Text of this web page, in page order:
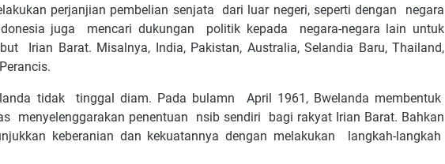
perjanjian pembelian senjata dari luar negeri, seperti dengan negara
juga mencari dukungan politik kepada negara-negara lain untuk
Irian Barat. Misalnya, India, Pakistan, Australia, Selandia Baru, Thailand,
tidak tinggal diam. Pada bulamn April 1961, Bwelanda membentuk
menyelenggarakan penentuan nsib sendiri bagi rakyat Irian Barat. Bahkan
keberanian dan kekuatannya dengan melakukan langkah-langkah